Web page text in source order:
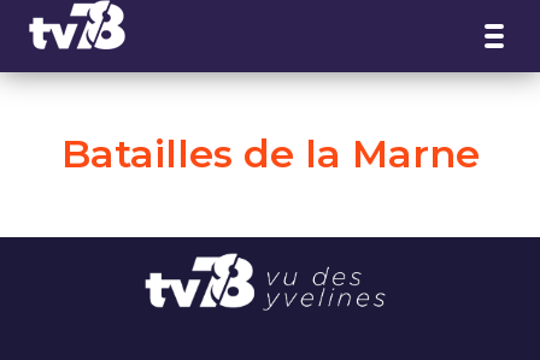
Batailles de la Marne
Panneau de gestion des cookies